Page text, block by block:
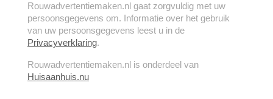
Rouwadvertentiemaken.nl gaat zorgvuldig met uw
persoonsgegevens om. Informatie over het gebruik
van uw persoonsgegevens leest u in de
Privacyverklaring.
Rouwadvertentiemaken.nl is onderdeel van
Huisaanhuis.nu